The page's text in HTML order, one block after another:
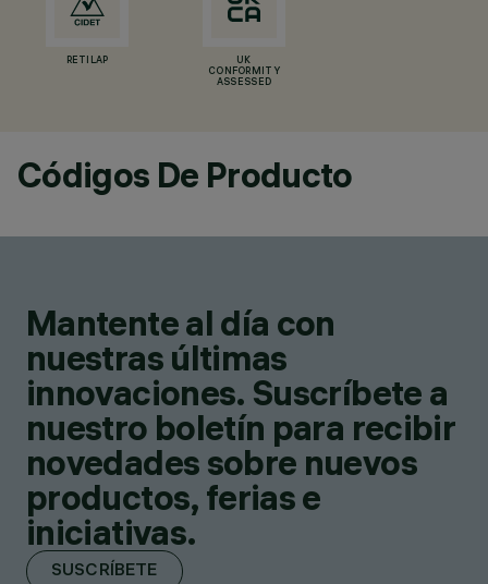
RETILAP
UK
CONFORMITY
ASSESSED
Códigos De Producto
Mantente al día con
nuestras últimas
innovaciones. Suscríbete a
nuestro boletín para recibir
novedades sobre nuevos
productos, ferias e
iniciativas.
SUSCRÍBETE